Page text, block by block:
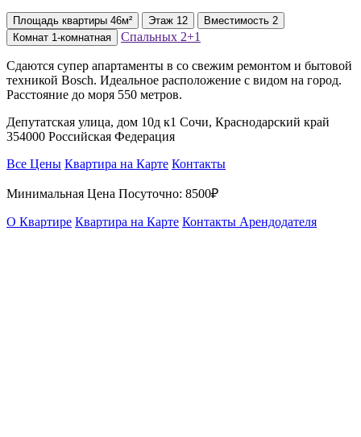
Площадь квартиры 46м² Этаж 12 Вместимость 2
Комнат 1-комнатная Спальных 2+1
Сдаются супер апартаменты в со свежим ремонтом и бытовой
техникой Bosch. Идеальное расположение с видом на город.
Расстояние до моря 550 метров.
Депутатская улица, дом 10д к1 Сочи, Краснодарский край
354000 Российская Федерация
Все Цены Квартира на Карте Контакты
Минимальная Цена Посуточно: 8500₽
О Квартире Квартира на Карте Контакты Арендодателя